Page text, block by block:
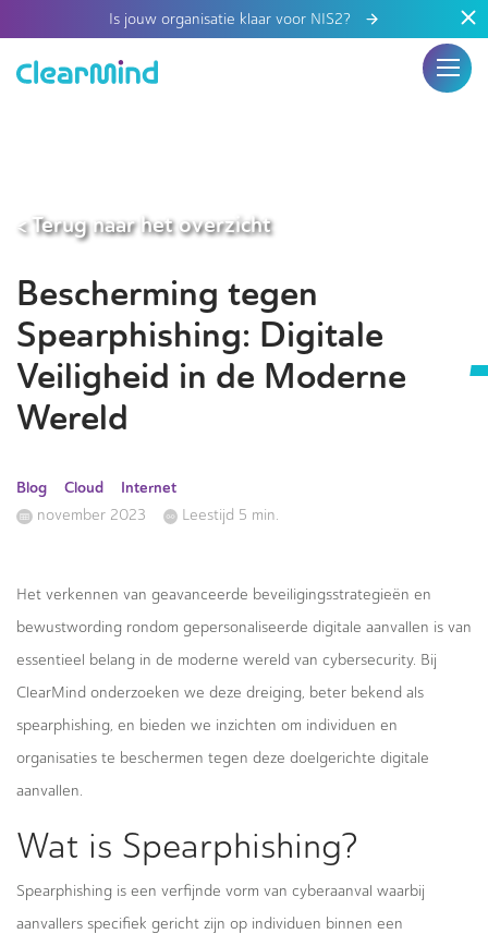
Is jouw organisatie klaar voor NIS2?
< Terug naar het overzicht
Bescherming tegen
Spearphishing: Digitale
Veiligheid in de Moderne
Wereld
Blog Cloud Internet
november 2023 Leestijd 5 min.
Het verkennen van geavanceerde beveiligingsstrategieën en
bewustwording rondom gepersonaliseerde digitale aanvallen is van
essentieel belang in de moderne wereld van cybersecurity. Bij
ClearMind onderzoeken we deze dreiging, beter bekend als
spearphishing, en bieden we inzichten om individuen en
organisaties te beschermen tegen deze doelgerichte digitale
aanvallen.
Wat is Spearphishing?
Spearphishing is een verfijnde vorm van cyberaanval waarbij
aanvallers specifiek gericht zijn op individuen binnen een